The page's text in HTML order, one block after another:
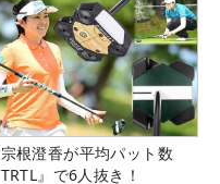
根澄香が平均パット数
TRTL』で6人抜き！